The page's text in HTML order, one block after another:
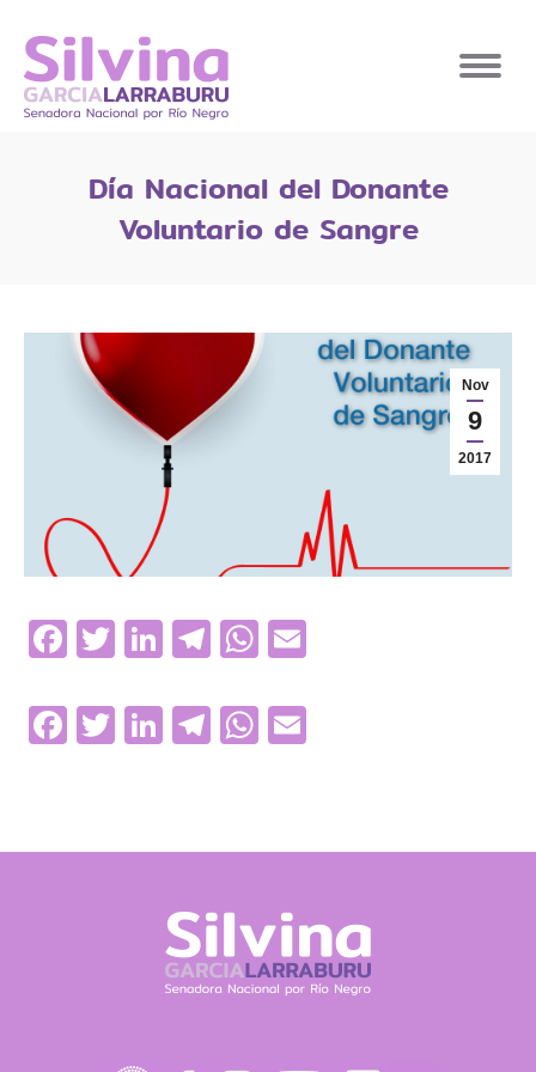
Día Nacional del Donante
Voluntario de Sangre
Nov
9
2017
Facebook
Twitter
LinkedIn
Telegram
WhatsApp
Facebook
Twitter
LinkedIn
Telegram
WhatsApp